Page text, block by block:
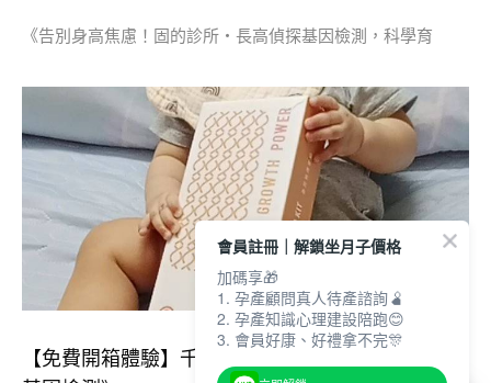
《告別身高焦慮！固的診所・長高偵探基因檢測，科學育
【免費開箱體驗】千淯媽咪▸《固的診所｜長高偵探
會員註冊｜解鎖坐月子價格
加碼享🎁
1. 孕產顧問真人待產諮詢🫄
2. 孕產知識心理建設陪跑😊
3. 會員好康、好禮拿不完🎊